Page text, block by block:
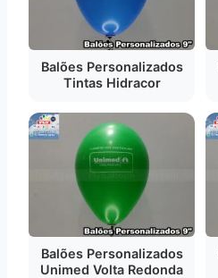
Balões Personalizados
Tintas Hidracor
Balões Personalizados
Unimed Volta Redonda